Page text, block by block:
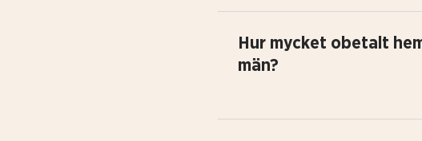
Hur mycket obetalt
män?